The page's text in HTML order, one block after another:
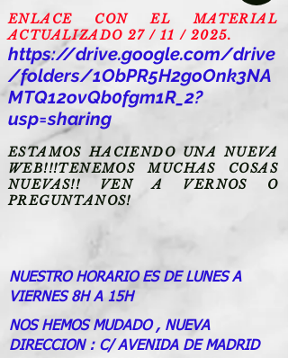
ENLACE CON EL MATERIAL
ACTUALIZADO 27 / 11 / 2025.
https://drive.google.com/drive
/folders/1ObPR5H2goOnk3NA
MTQ12ovQb0fgm1R_2?
usp=sharing
ESTAMOS HACIENDO UNA NUEVA
WEB!!!TENEMOS MUCHAS COSAS
NUEVAS!! VEN A VERNOS O
PREGUNTANOS!
NUESTRO HORARIO ES DE LUNES A
VIERNES 8H A 15H
NOS HEMOS MUDADO , NUEVA
DIRECCION : C/ AVENIDA DE MADRID